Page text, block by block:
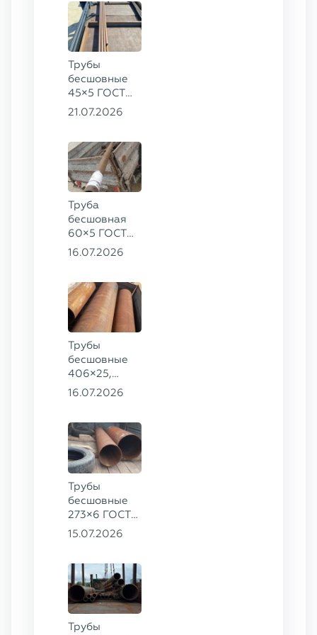
Трубы
бесшовные
45×5 ГОСТ
8734-75, ст.
21.07.2026
Труба
бесшовная
60×5 ГОСТ
8732-78, ст.
16.07.2026
Трубы
бесшовные
406×25,
325×20,
09Г2С
16.07.2026
Трубы
бесшовные
273×6 ГОСТ
8732-78
15.07.2026
Трубы